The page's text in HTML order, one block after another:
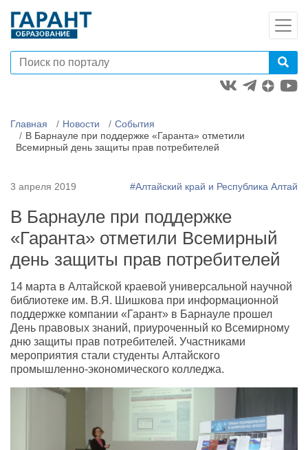
Главная Новости
События
В Барнауле при поддержке «Гаранта» отметили
Всемирный день защиты прав потребителей
3 апреля 2019 #Алтайский край и Республика Алтай
В Барнауле при поддержке
«Гаранта» отметили Всемирный
день защиты прав потребителей
14 марта в Алтайской краевой универсальной научной
библиотеке им. В.Я. Шишкова при информационной
поддержке компании «Гарант» в Барнауле прошел
День правовых знаний, приуроченный ко Всемирному
дню защиты прав потребителей. Участниками
мероприятия стали студенты Алтайского
промышленно-экономического колледжа.